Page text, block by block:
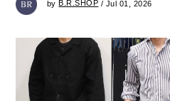
by B.R.SHOP / Jul 01, 2026